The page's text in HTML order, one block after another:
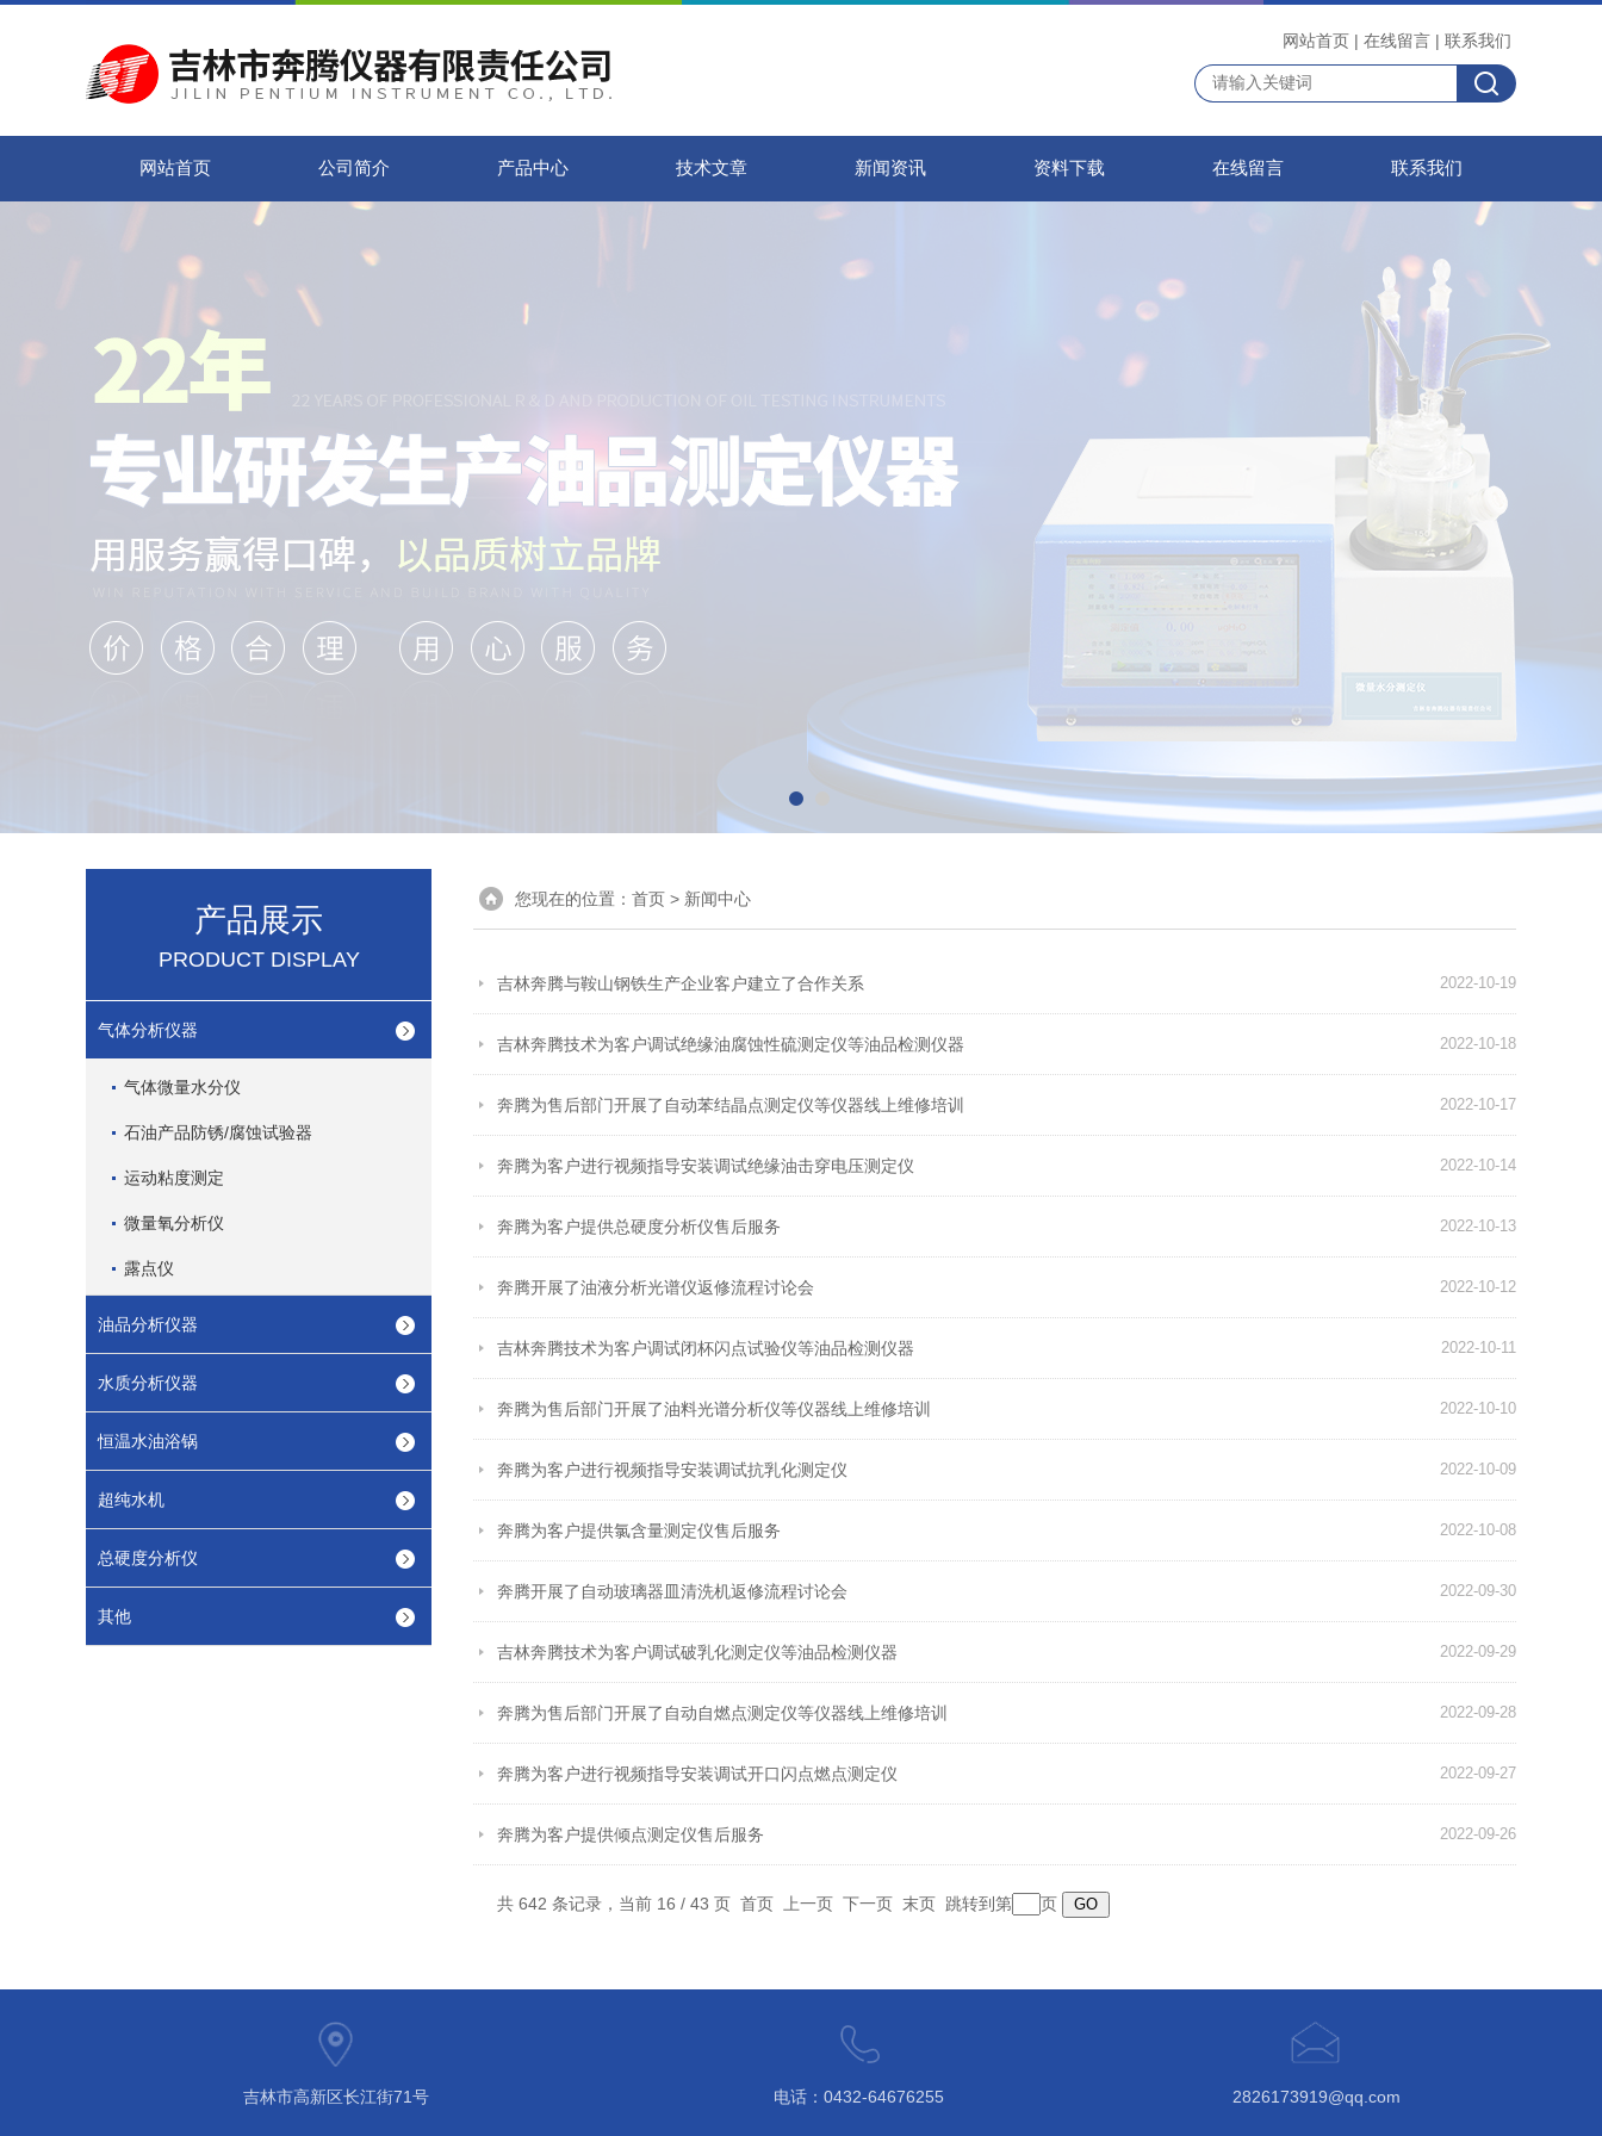
网站首页 | 在线留言 | 联系我们
网站首页 公司简介 产品中心 技术文章 新闻资讯 资料下载 在线留言 联系我们
产品展示
PRODUCT DISPLAY
气体分析仪器
气体微量水分仪
石油产品防锈/腐蚀试验器
运动粘度测定
微量氧分析仪
露点仪
油品分析仪器
水质分析仪器
恒温水油浴锅
超纯水机
总硬度分析仪
其他
您现在的位置： 首页 > 新闻中心
吉林奔腾与鞍山钢铁生产企业客户建立了合作关系 2022-10-19
吉林奔腾技术为客户调试绝缘油腐蚀性硫测定仪等油品检测仪器 2022-10-18
奔腾为售后部门开展了自动苯结晶点测定仪等仪器线上维修培训 2022-10-17
奔腾为客户进行视频指导安装调试绝缘油击穿电压测定仪 2022-10-14
奔腾为客户提供总硬度分析仪售后服务 2022-10-13
奔腾开展了油液分析光谱仪返修流程讨论会 2022-10-12
吉林奔腾技术为客户调试闭杯闪点试验仪等油品检测仪器 2022-10-11
奔腾为售后部门开展了油料光谱分析仪等仪器线上维修培训 2022-10-10
奔腾为客户进行视频指导安装调试抗乳化测定仪 2022-10-09
奔腾为客户提供氯含量测定仪售后服务 2022-10-08
奔腾开展了自动玻璃器皿清洗机返修流程讨论会 2022-09-30
吉林奔腾技术为客户调试破乳化测定仪等油品检测仪器 2022-09-29
奔腾为售后部门开展了自动自燃点测定仪等仪器线上维修培训 2022-09-28
奔腾为客户进行视频指导安装调试开口闪点燃点测定仪 2022-09-27
奔腾为客户提供倾点测定仪售后服务 2022-09-26
共 642 条记录，当前 16 / 43 页 首页 上一页 下一页 末页 跳转到第 页
吉林市高新区长江街71号 电话：0432-64676255 2826173919@qq.com